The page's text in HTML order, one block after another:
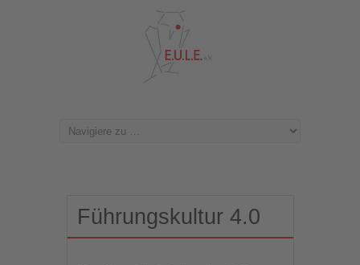
Führungskultur 4.0